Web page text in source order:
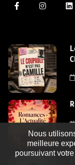
Nous
meilleure
poursuivant